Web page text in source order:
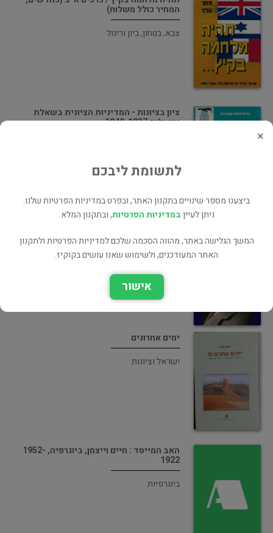
המחיר כולל משלוח)
צבא, בטחון, ביון וריגול
ציון בציונות - המדיניות הציונית בשאלת
ירושלים 1949-1937
ביוגרפיות
ימים אחרונים
ישראל וציונות
האב המייסד : חיים וייצמן, ביוגרפיה, 1952-
1922
ביוגרפיות
×
לתשומת ליבכם
ביצענו מספר שינויים בתקנון האתר, ובפרט במדיניות הפרטיות שלנו.
ניתן לעייןבמדיניות הפרטיות, ובתקנון המלא.
המשך הגלישה באתר, מהווה הסכמה שלכם למדיניות הפרטיות ולתקנון
האתר המעודכנים, ולשימוש שאנו עושים בקוקיז.
אישור